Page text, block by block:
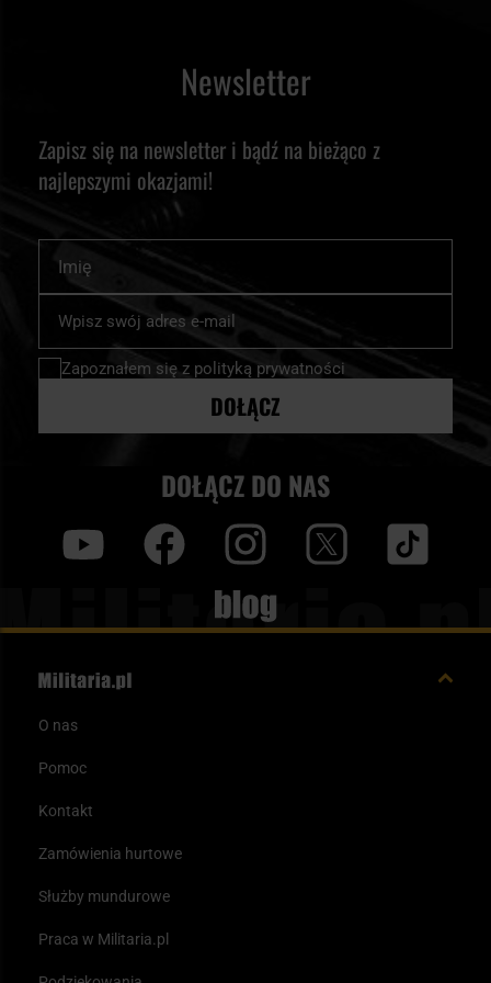
Newsletter
Zapisz się na newsletter i bądź na bieżąco z
najlepszymi okazjami!
nasz
newsletter:
Zapoznałem się z polityką prywatności
DOŁĄCZ
DOŁĄCZ DO NAS
Blog
O nas
Pomoc
Kontakt
Zamówienia hurtowe
Służby mundurowe
Praca w Militaria.pl